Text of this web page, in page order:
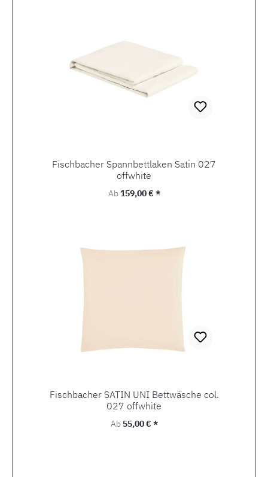
Fischbacher Spannbettlaken Satin 027
offwhite
Regulärer Preis:
Ab159,00 € *
Fischbacher SATIN UNI Bettwäsche col.
027 offwhite
Regulärer Preis:
Ab 55,00 € *